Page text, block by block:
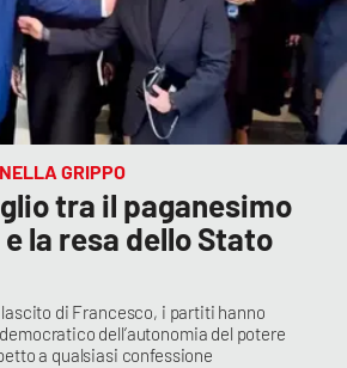
GRIPPO
tra il paganesimo
la resa dello Stato
di Francesco, i partiti hanno
dell’autonomia del potere
a qualsiasi confessione